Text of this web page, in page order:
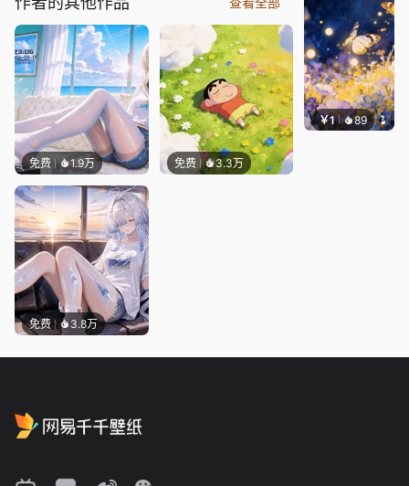
免费 1.9万 免费 3.3万
免费 3.8万
￥1 89 叮叮